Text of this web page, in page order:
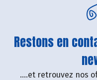
Restons en
....et retrouvez nos